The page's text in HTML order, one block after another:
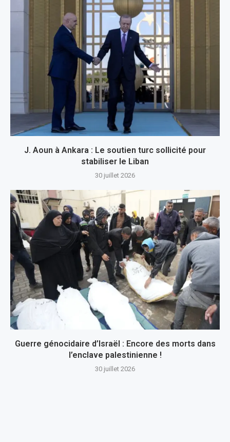
J. Aoun à Ankara : Le soutien turc sollicité pour
stabiliser le Liban
30 juillet 2026
Guerre génocidaire d’Israël : Encore des morts dans
l’enclave palestinienne !
30 juillet 2026